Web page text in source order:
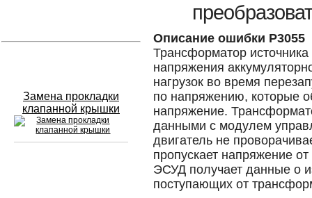
Замена прокладки
клапанной крышки
Описание ошибки P3055
Трансформатор
напряжения
нагрузок во время
по напряжению, которые
напряжение.
данными с модулем
двигатель не
пропускает напряжение
ЭСУД получает данные о
поступающих от